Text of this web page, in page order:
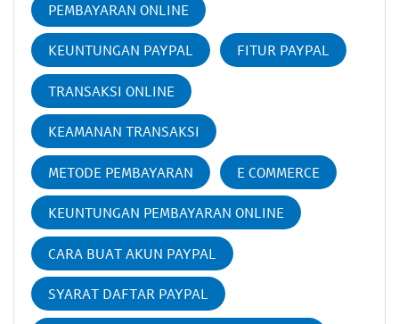
PEMBAYARAN ONLINE
KEUNTUNGAN PAYPAL FITUR PAYPAL
TRANSAKSI ONLINE
KEAMANAN TRANSAKSI
METODE PEMBAYARAN E COMMERCE
KEUNTUNGAN PEMBAYARAN ONLINE
CARA BUAT AKUN PAYPAL
SYARAT DAFTAR PAYPAL